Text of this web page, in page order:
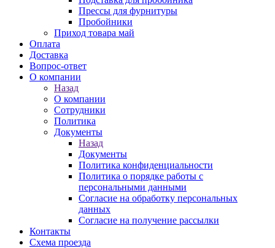
Прессы для фурнитуры
Пробойники
Приход товара май
Оплата
Доставка
Вопрос-ответ
О компании
Назад
О компании
Сотрудники
Политика
Документы
Назад
Документы
Политика конфиденциальности
Политика о порядке работы с
персональными данными
Согласие на обработку персональных
данных
Согласие на получение рассылки
Контакты
Схема проезда